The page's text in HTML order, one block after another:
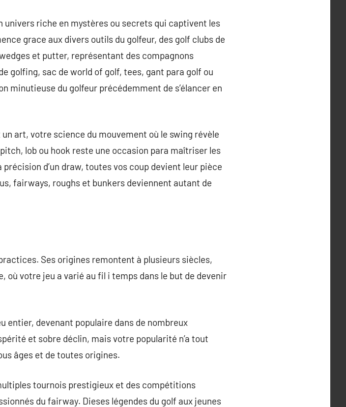
univers riche en mystères ou secrets qui captivent les
grace aux divers outils du golfeur, des golf clubs de
et putter, représentant des compagnons
golfing, sac de world of golf, tees, gant para golf ou
minutieuse du golfeur précédemment de s’élancer en
art, votre science du mouvement où le swing révèle
lob ou hook reste une occasion para maîtriser les
d’un draw, toutes vos coup devient leur pièce
fairways, roughs et bunkers deviennent autant de
Ses origines remontent à plusieurs siècles,
où votre jeu a varié au fil i temps dans le but de devenir
entier, devenant populaire dans de nombreux
et sobre déclin, mais votre popularité n’a tout
âges et de toutes origines.
tournois prestigieux et des compétitions
du fairway. Dieses légendes du golf aux jeunes